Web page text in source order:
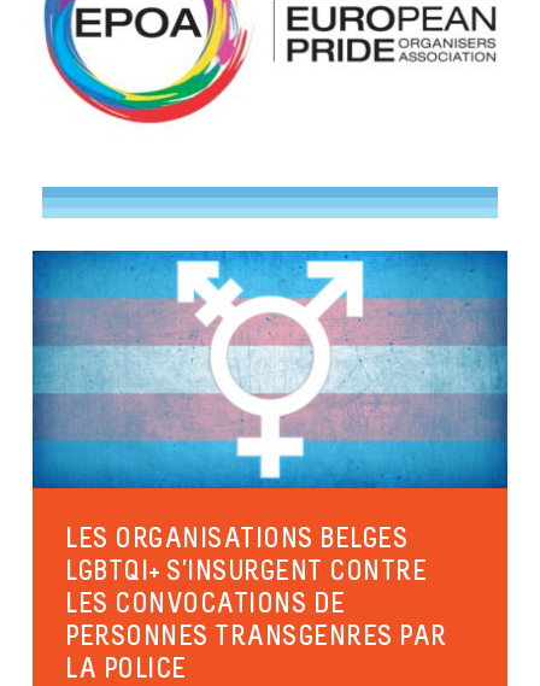
LES ORGANISATIONS BELGES
LGBTQI+ S’INSURGENT CONTRE
LES CONVOCATIONS DE
PERSONNES TRANSGENRES PAR
LA POLICE